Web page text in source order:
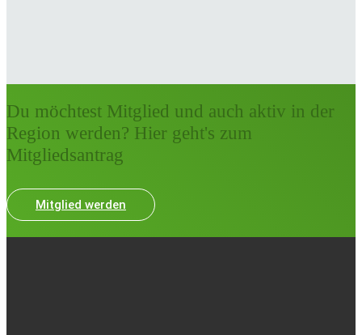
Du möchtest Mitglied und auch aktiv in der
Region werden? Hier geht's zum
Mitgliedsantrag
Mitglied werden